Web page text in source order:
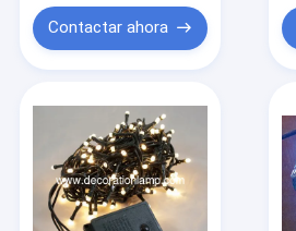
Contactar ahora